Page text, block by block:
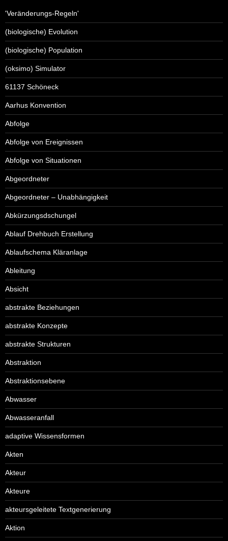
'Veränderungs-Regeln'
(biologische) Evolution
(biologische) Population
(oksimo) Simulator
61137 Schöneck
Aarhus Konvention
Abfolge
Abfolge von Ereignissen
Abfolge von Situationen
Abgeordneter
Abgeordneter – Unabhängigkeit
Abkürzungsdschungel
Ablauf Drehbuch Erstellung
Ablaufschema Kläranlage
Ableitung
Absicht
abstrakte Beziehungen
abstrakte Konzepte
abstrakte Strukturen
Abstraktion
Abstraktionsebene
Abwasser
Abwasseranfall
adaptive Wissensformen
Akten
Akteur
Akteure
akteursgeleitete Textgenerierung
Aktion